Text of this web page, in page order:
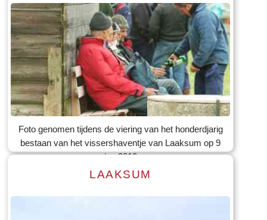
Lees meer
Tekst: © Foto: © Bauke Folkertsma
Foto genomen tijdens de viering van het honderdjarig
bestaan van het vissershaventje van Laaksum op 9
jun 2012
LAAKSUM